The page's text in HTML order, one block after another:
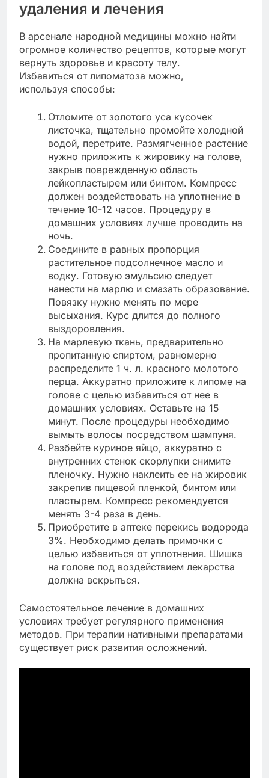
удаления и лечения
В арсенале народной медицины можно найти
огромное количество рецептов, которые могут
вернуть здоровье и красоту телу.
Избавиться от липоматоза можно,
используя способы:
Отломите от золотого уса кусочек
листочка, тщательно промойте холодной
водой, перетрите. Размягченное растение
нужно приложить к жировику на голове,
закрыв поврежденную область
лейкопластырем или бинтом. Компресс
должен воздействовать на уплотнение в
течение 10-12 часов. Процедуру в
домашних условиях лучше проводить на
ночь.
Соедините в равных пропорция
растительное подсолнечное масло и
водку. Готовую эмульсию следует
нанести на марлю и смазать образование.
Повязку нужно менять по мере
высыхания. Курс длится до полного
выздоровления.
На марлевую ткань, предварительно
пропитанную спиртом, равномерно
распределите 1 ч. л. красного молотого
перца. Аккуратно приложите к липоме на
голове с целью избавиться от нее в
домашних условиях. Оставьте на 15
минут. После процедуры необходимо
вымыть волосы посредством шампуня.
Разбейте куриное яйцо, аккуратно с
внутренних стенок скорлупки снимите
пленочку. Нужно наклеить ее на жировик
закрепив пищевой пленкой, бинтом или
пластырем. Компресс рекомендуется
менять 3-4 раза в день.
Приобретите в аптеке перекись водорода
3%. Необходимо делать примочки с
целью избавиться от уплотнения. Шишка
на голове под воздействием лекарства
должна вскрыться.
Самостоятельное лечение в домашних
условиях требует регулярного применения
методов. При терапии нативными препаратами
существует риск развития осложнений.